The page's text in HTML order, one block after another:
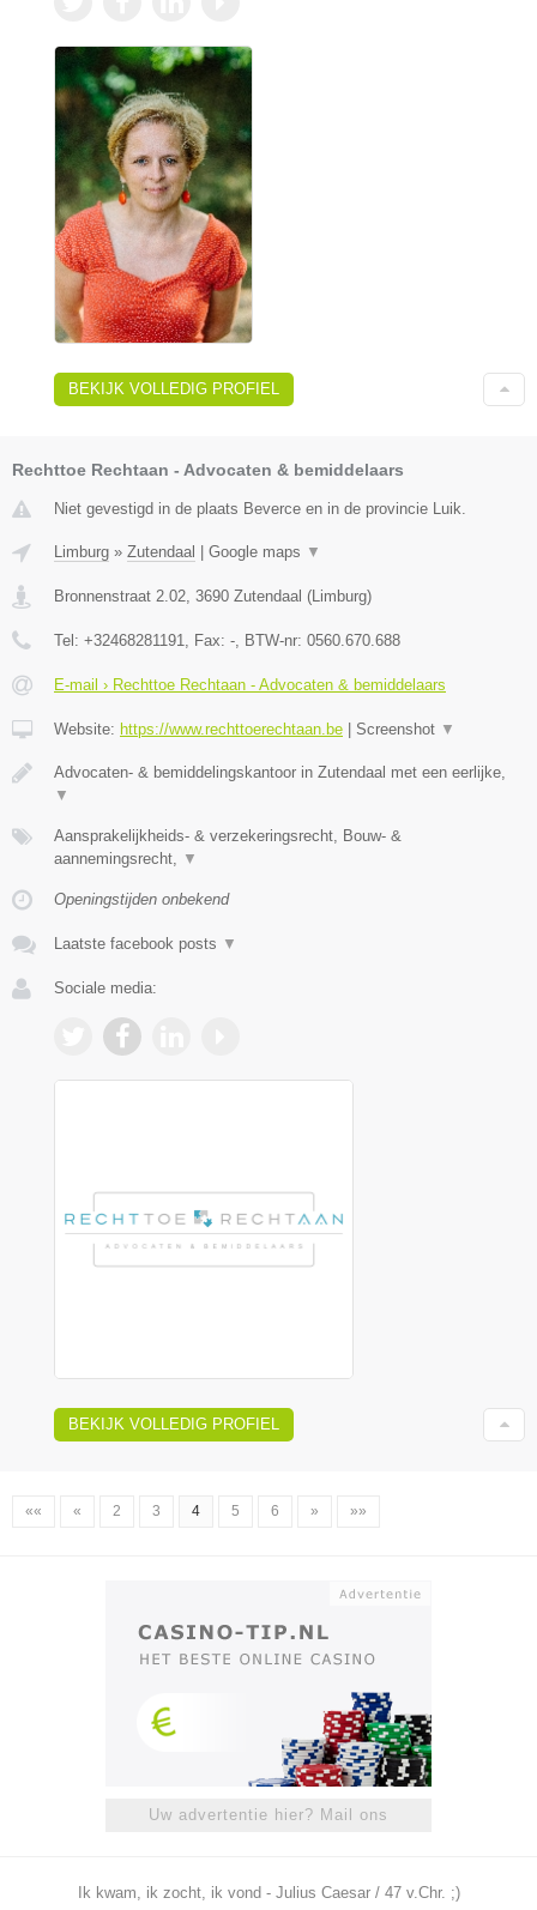
BEKIJK VOLLEDIG PROFIEL
Rechttoe Rechtaan - Advocaten & bemiddelaars
Niet gevestigd in de plaats Beverce en in de provincie Luik.
Limburg » Zutendaal Google maps ▼
Bronnenstraat 2.02 3690 Zutendaal ( Limburg)
Tel: +32468281191 , Fax: - , BTW-nr: 0560.670.688
E-mail › Rechttoe Rechtaan - Advocaten & bemiddelaars
Website: https://www.rechttoerechtaan.be Screenshot ▼
Advocaten- & bemiddelingskantoor in Zutendaal met een eerlijke,
▼
Aansprakelijkheids- & verzekeringsrecht, Bouw- &
aannemingsrecht,
▼
Openingstijden onbekend
Laatste facebook posts ▼
Sociale media:
BEKIJK VOLLEDIG PROFIEL
«« « 2 3 4 5 6 » »»
Uw advertentie hier? Mail ons
Ik kwam, ik zocht, ik vond - Julius Caesar / 47 v.Chr. ;)